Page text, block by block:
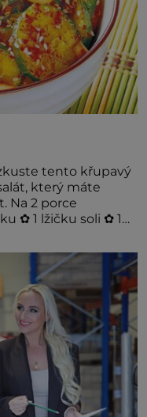
tento křupavý
který máte
Na 2 porce
✿ 1 lžičku soli ✿ 1
oleje ✿ 1 lžičku
✿ 1 lžíci